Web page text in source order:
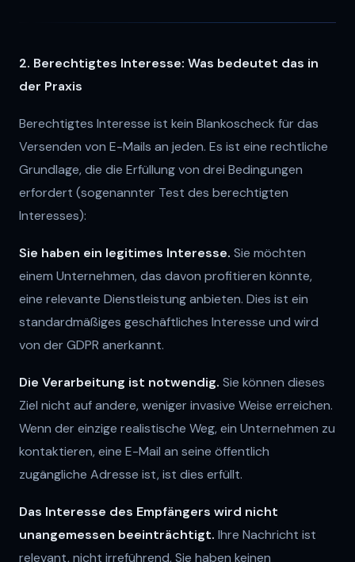
2. Berechtigtes Interesse: Was bedeutet das in
der Praxis
Berechtigtes Interesse ist kein Blankoscheck für das
Versenden von E-Mails an jeden. Es ist eine rechtliche
Grundlage, die die Erfüllung von drei Bedingungen
erfordert (sogenannter Test des berechtigten
Interesses):
Sie haben ein legitimes Interesse. Sie möchten
einem Unternehmen, das davon profitieren könnte,
eine relevante Dienstleistung anbieten. Dies ist ein
standardmäßiges geschäftliches Interesse und wird
von der GDPR anerkannt.
Die Verarbeitung ist notwendig. Sie können dieses
Ziel nicht auf andere, weniger invasive Weise erreichen.
Wenn der einzige realistische Weg, ein Unternehmen zu
kontaktieren, eine E-Mail an seine öffentlich
zugängliche Adresse ist, ist dies erfüllt.
Das Interesse des Empfängers wird nicht
unangemessen beeinträchtigt. Ihre Nachricht ist
relevant, nicht irreführend, Sie haben keinen